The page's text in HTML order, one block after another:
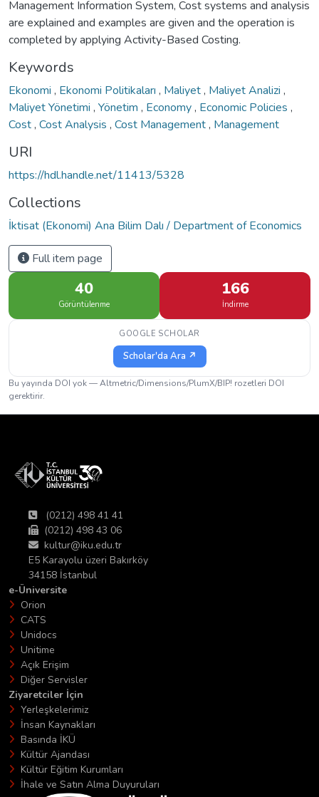
Management Information System, Cost systems and analysis
are explained and examples are given and the operation is
completed by applying Activity-Based Costing.
Keywords
Ekonomi , Ekonomi Politikaları , Maliyet, Maliyet Analizi ,
Maliyet Yönetimi , Yönetim , Economy, Economic Policies ,
Cost, Cost Analysis , Cost Management, Management
URI
https://hdl.handle.net/11413/5328
Collections
İktisat (Ekonomi) Ana Bilim Dalı / Department of Economics
Full item page
40
Görüntülenme
166
İndirme
GOOGLE SCHOLAR
Scholar'da Ara ↗
Bu yayında DOI yok — Altmetric/Dimensions/PlumX/BIP! rozetleri DOI
gerektirir.
(0212) 498 41 41
(0212) 498 43 06
kultur@iku.edu.tr
E5 Karayolu üzeri Bakırköy
34158 İstanbul
e-Üniversite
Orion
CATS
Unidocs
Unitime
Açık Erişim
Diğer Servisler
Ziyaretciler İçin
Yerleşkelerimiz
İnsan Kaynakları
Basında İKÜ
Kültür Ajandası
Kültür Eğitim Kurumları
İhale ve Satın Alma Duyuruları